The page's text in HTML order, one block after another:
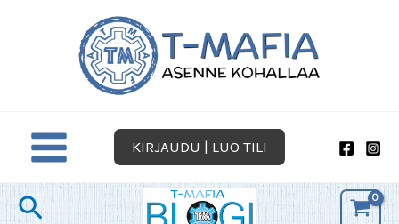
KIRJAUDU | LUO TILI
Hae